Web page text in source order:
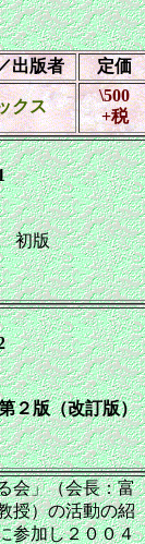
出版者
定価
クス
\500
+税
初版
２版（改訂版）
会」（会長：富
授）の活動の紹
参加し２００４